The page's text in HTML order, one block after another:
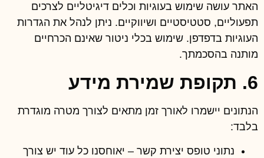
האתר עושה שימוש בעוגיות וכלים דיגיטליים לצרכים
תפעוליים, סטטיסטיים ושיווקיים. ניתן לנהל את הגדרות
העוגיות בדפדפן. שימוש בכלי ניטור שאינם הכרחיים
מותנה בהסכמתך.
6. תקופת שמירת מידע
הנתונים יישמרו לאורך זמן מתאים לצורך מטרה מוגדרת
בלבד:
נתוני טופס יצירת קשר – יאוחסנו כל עוד יש צורך